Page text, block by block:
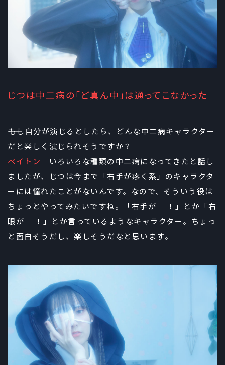
じつは中二病の「ど真ん中」は通ってこなかった
――もし自分が演じるとしたら、どんな中二病キャラクター
だと楽しく演じられそうですか？
ペイトン いろいろな種類の中二病になってきたと話し
ましたが、じつは今まで「右手が疼く系」のキャラクタ
ーには憧れたことがないんです。なので、そういう役は
ちょっとやってみたいですね。「右手が……！」とか「右
眼が……！」とか言っているようなキャラクター。ちょっ
と面白そうだし、楽しそうだなと思います。